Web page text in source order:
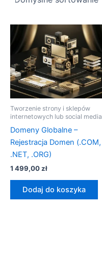
Tworzenie strony i sklepów
internetowych lub social media
Domeny Globalne –
Rejestracja Domen (.COM,
.NET, .ORG)
1 499,00zł
Dodaj do koszyka